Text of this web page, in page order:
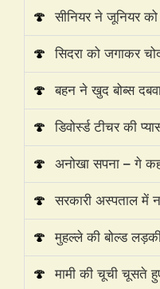
🍄 सीनियर ने जूनियर को
🍄 सिदरा को जगाकर
🍄 बहन ने खुद बोब्स
🍄 डिवोर्स्ड टीचर की
🍄 अनोखा सपना – गे
🍄 सरकारी अस्पताल में
🍄 मुहल्ले की बोल्ड
🍄 मामी की चूची चूसते